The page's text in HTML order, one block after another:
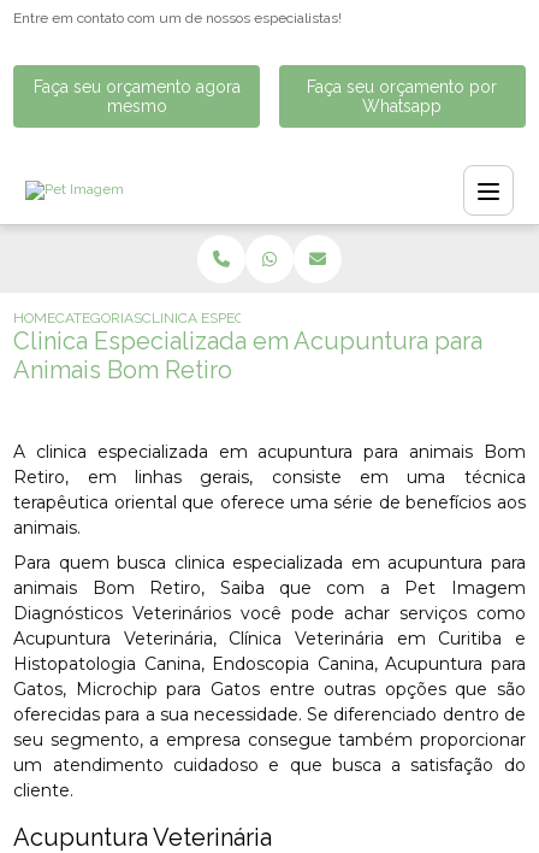
Entre em contato com um de nossos especialistas!
Faça seu orçamento agora
mesmo
Faça seu orçamento por
Whatsapp
HOMECATEGORIASCLINICA ESPECIALIZADA EM ACUPUNTURA PARA
Clinica Especializada em Acupuntura para
Animais Bom Retiro
A clinica especializada em acupuntura para animais Bom
Retiro, em linhas gerais, consiste em uma técnica
terapêutica oriental que oferece uma série de benefícios aos
animais.
Para quem busca clinica especializada em acupuntura para
animais Bom Retiro, Saiba que com a Pet Imagem
Diagnósticos Veterinários você pode achar serviços como
Acupuntura Veterinária, Clínica Veterinária em Curitiba e
Histopatologia Canina, Endoscopia Canina, Acupuntura para
Gatos, Microchip para Gatos entre outras opções que são
oferecidas para a sua necessidade. Se diferenciado dentro de
seu segmento, a empresa consegue também proporcionar
um atendimento cuidadoso e que busca a satisfação do
cliente.
Acupuntura Veterinária